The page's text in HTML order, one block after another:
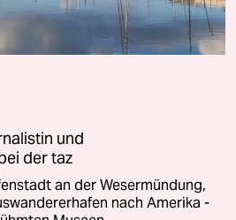
und
der taz
an der Wesermündung,
nach Amerika -